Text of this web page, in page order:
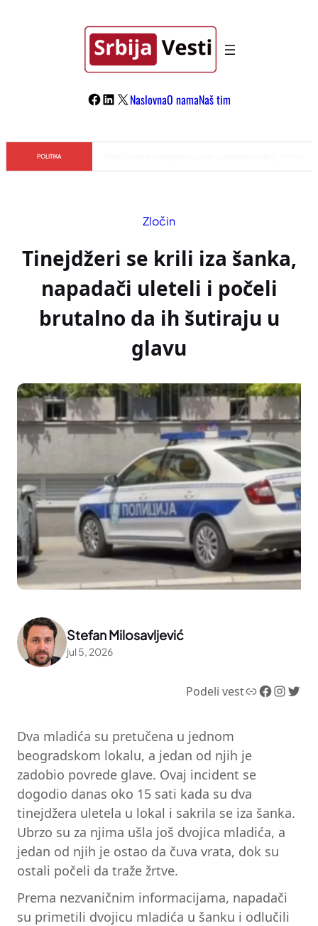
Facebook
LinkedIn
X NaslovnaO namaNaš tim
POLITIKA
Zločin
Tinejdžeri se krili iza šanka,
napadači uleteli i počeli
brutalno da ih šutiraju u
glavu
Stefan Milosavljević
jul 5, 2026
Podeli vestLink Facebook InstagramTwitter
Dva mladića su pretučena u jednom
beogradskom lokalu, a jedan od njih je
zadobio povrede glave. Ovaj incident se
dogodio danas oko 15 sati kada su dva
tinejdžera uletela u lokal i sakrila se iza šanka.
Ubrzo su za njima ušla još dvojica mladića, a
jedan od njih je ostao da čuva vrata, dok su
ostali počeli da traže žrtve.
Prema nezvaničnim informacijama, napadači
su primetili dvojicu mladića u šanku i odlučili